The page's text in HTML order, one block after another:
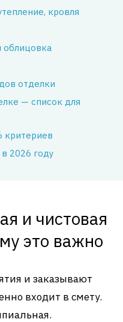
кровля
облицовка
отделки
— список для
критериев
2026 году
и чистовая
это важно
и заказывают
входит в смету.